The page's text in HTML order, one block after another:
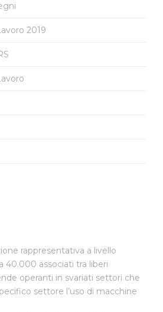
2019
rappresentativa a livello
40.000 associati tra liberi
operanti in svariati settori che
settore l’uso di macchine